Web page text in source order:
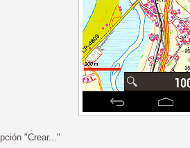
"Crear..."